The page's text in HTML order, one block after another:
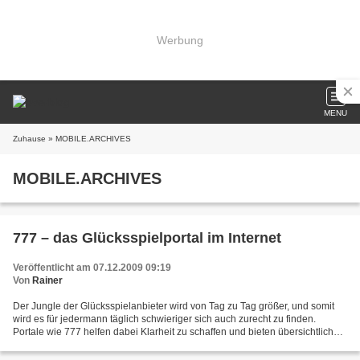
Werbung
MENU
Zuhause » MOBILE.ARCHIVES
MOBILE.ARCHIVES
777 – das Glücksspielportal im Internet
Veröffentlicht am 07.12.2009 09:19
Von Rainer
Der Jungle der Glücksspielanbieter wird von Tag zu Tag größer, und somit
wird es für jedermann täglich schwieriger sich auch zurecht zu finden.
Portale wie 777 helfen dabei Klarheit zu schaffen und bieten übersichtlich